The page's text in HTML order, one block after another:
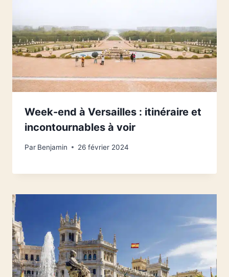
Week-end à Versailles : itinéraire et
incontournables à voir
Par Benjamin 26 février 2024